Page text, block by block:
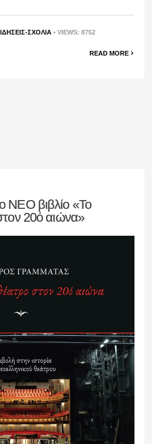
ΣΧΟΛΙΑ • VIEWS: 8752
READ MORE
ΝΕΟ βιβλίο «Το
20ό αιώνα»